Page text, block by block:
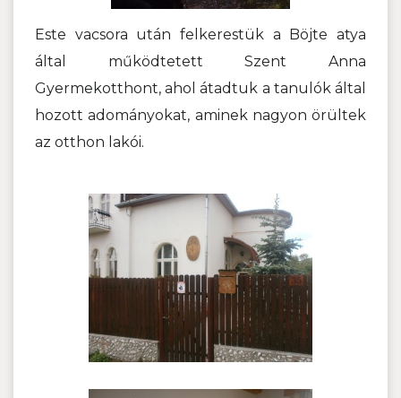
Este vacsora után felkerestük a Böjte atya
által működtetett Szent Anna
Gyermekotthont, ahol átadtuk a tanulók által
hozott adományokat, aminek nagyon örültek
az otthon lakói.